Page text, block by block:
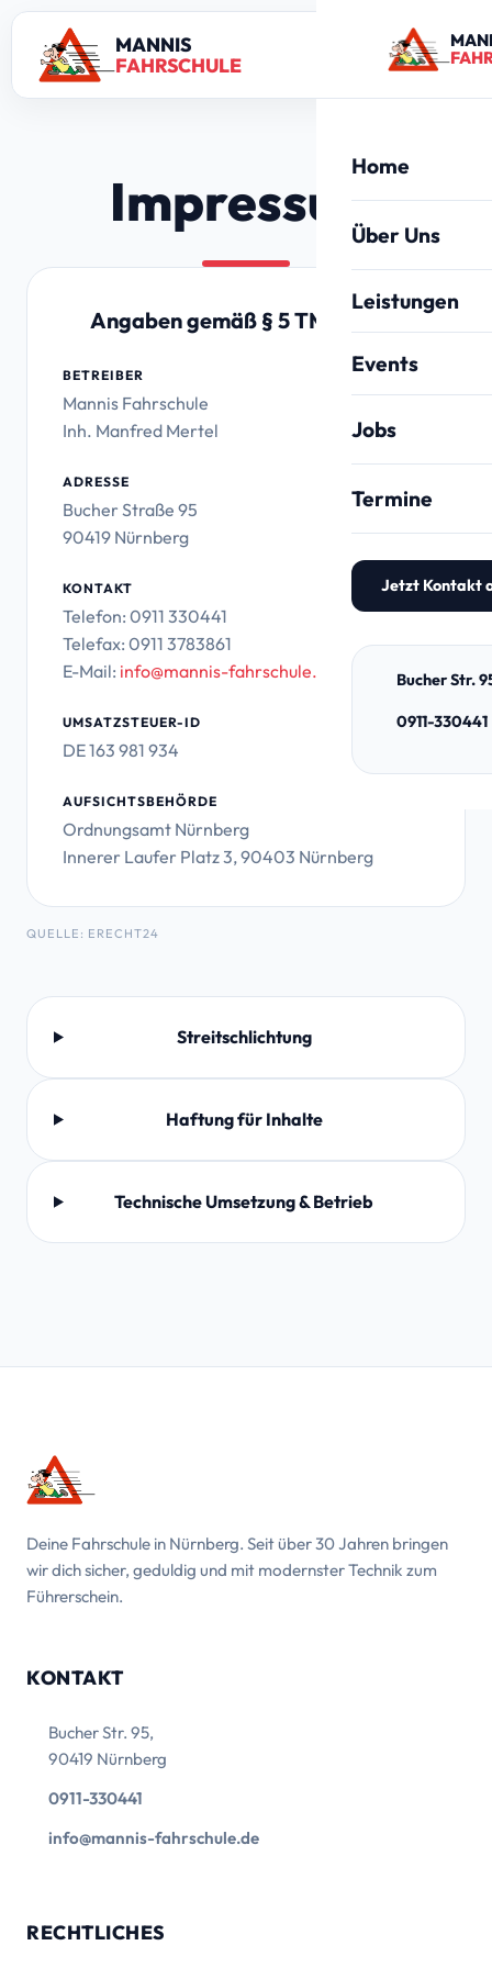
MANNIS
FAHRSCHULE
Home
Über Uns
Leistungen
Alle Leistungen
Anhänger (BE)
Events
30 Jahre
Jobs
Termine
Jetzt Kontakt
Bucher Str.
0911-330441
Impressum
Angaben gemäß § 5 TMG
BETREIBER
Mannis Fahrschule
Inh. Manfred Mertel
ADRESSE
Bucher Straße 95
90419 Nürnberg
KONTAKT
Telefon: 0911 330441
Telefax: 0911 3783861
E-Mail: info@mannis-fahrschule.de
UMSATZSTEUER-ID
DE 163 981 934
AUFSICHTSBEHÖRDE
Ordnungsamt Nürnberg
Innerer Laufer Platz 3, 90403 Nürnberg
QUELLE: ERECHT24
Streitschlichtung
Haftung für Inhalte
Technische Umsetzung & Betrieb
Deine Fahrschule in Nürnberg. Seit über 30 Jahren bringen
wir dich sicher, geduldig und mit modernster Technik zum
Führerschein.
KONTAKT
Bucher Str. 95,
90419 Nürnberg
0911-330441
info@mannis-fahrschule.de
RECHTLICHES